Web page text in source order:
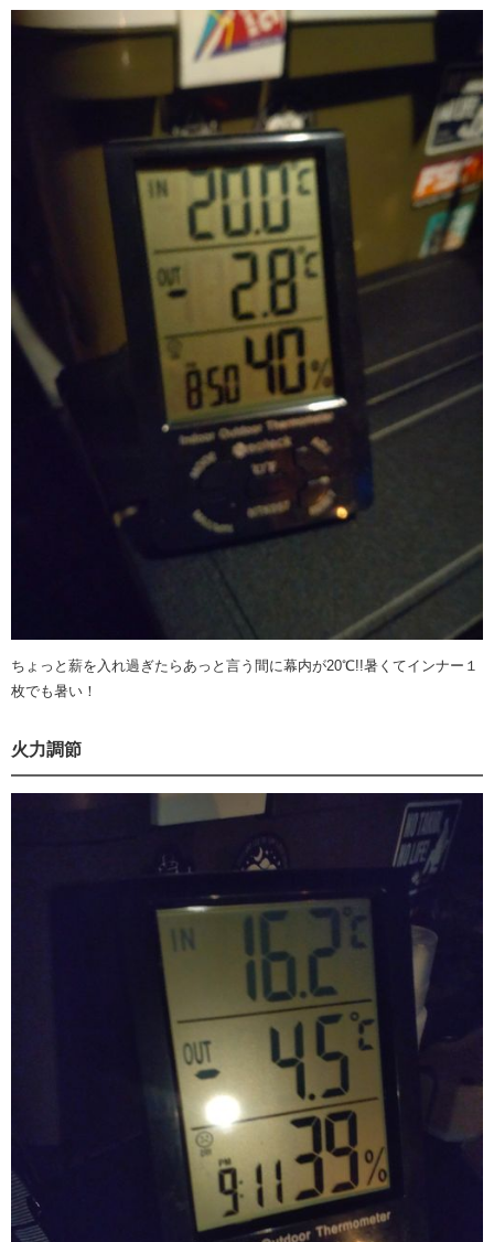
ちょっと薪を入れ過ぎたらあっと言う間に幕内が20℃!!暑くてインナー１
枚でも暑い！
火力調節